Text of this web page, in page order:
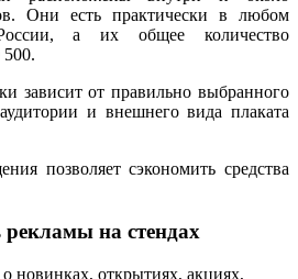
Они есть практически в любом
а их общее количество
500.
зависит от правильно выбранного
и внешнего вида плаката
позволяет сэкономить средства
на стендах
о новинках, открытиях, акциях,